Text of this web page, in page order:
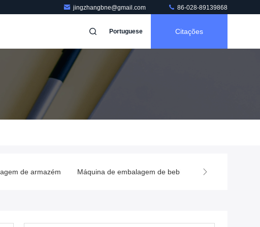
jingzhangbne@gmail.com 86-028-89139868
Portuguese Citações
Máquina de embalagem de bebidas máquina de enchimento carbonatada